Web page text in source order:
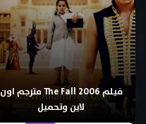
فيلم The Fall 2006 مترجم اون
لاين وتحميل